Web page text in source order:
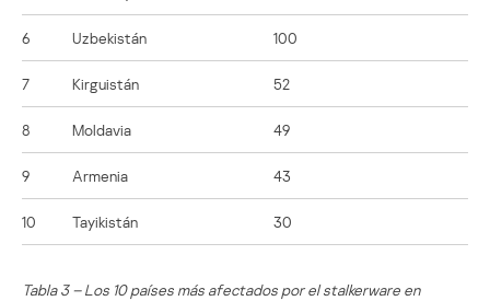
6 Uzbekistán 100
7 Kirguistán 52
8 Moldavia 49
9 Armenia 43
10 Tayikistán 30
Tabla 3 – Los 10 países más afectados por el stalkerware en